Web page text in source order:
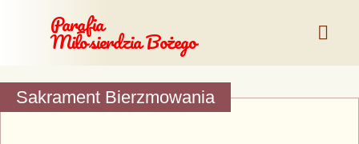
Parafia
Miłosierdzia Bożego
Sakrament Bierzmowania